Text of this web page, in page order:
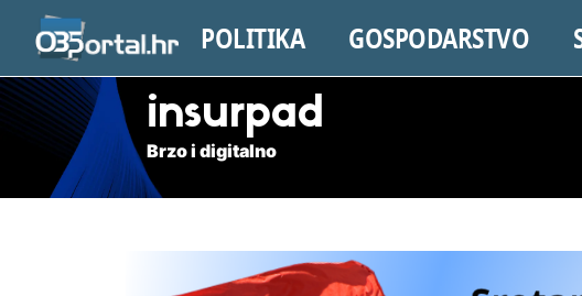
POLITIKA GOSPODARSTVO
insurpad
Brzo i digitalno